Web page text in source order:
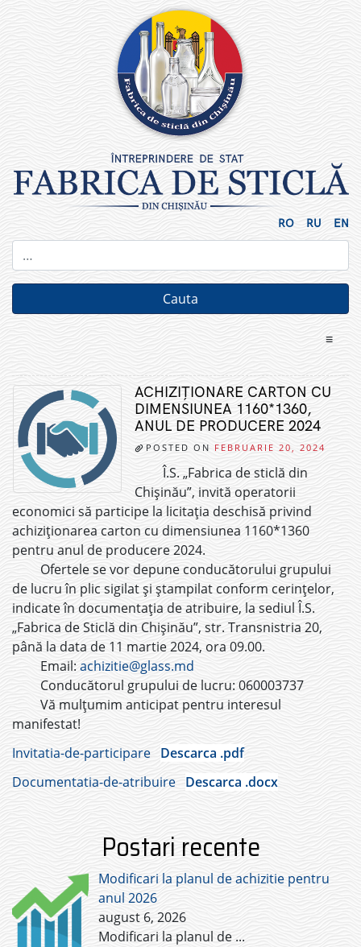
RO RU EN
≡
ACHIZIȚIONARE CARTON CU
DIMENSIUNEA 1160*1360,
ANUL DE PRODUCERE 2024
POSTED ON FEBRUARIE 20, 2024
Î.S. „Fabrica de sticlă din
Chișinău”, invită operatorii
economici să participe la licitația deschisă privind
achiziționarea carton cu dimensiunea 1160*1360
pentru anul de producere 2024.
Ofertele se vor depune conducătorului grupului
de lucru în plic sigilat și ștampilat conform cerințelor,
indicate în documentația de atribuire, la sediul Î.S.
„Fabrica de Sticlă din Chișinău”, str. Transnistria 20,
până la data de 11 martie 2024, ora 09.00.
Email:achizitie@glass.md
Conducătorul grupului de lucru: 060003737
Vă mulțumim anticipat pentru interesul
manifestat!
Invitatia-de-participare Descarca .pdf
Documentatia-de-atribuire Descarca .docx
Postari recente
Modificari la planul de achizitie pentru
anul 2026
august 6, 2026
Modificari la planul de ...